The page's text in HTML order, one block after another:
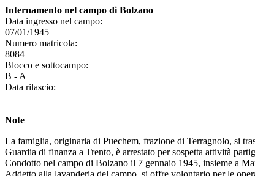
Internamento nel campo di Bolzano
Data ingresso nel campo:
07/01/1945
Numero matricola:
8084
Blocco e sottocampo:
B - A
Data rilascio:
Note
La famiglia, originaria di Puechem, frazione di Terragnolo, si
Guardia di finanza a Trento, è arrestato per sospetta attività
Condotto nel campo di Bolzano il 7 gennaio 1945, insieme a
Addetto alla lavanderia del campo, si offre volontario per le